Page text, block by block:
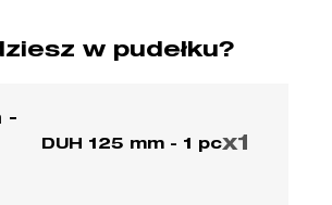
w pudełku?
DUH 125 mm - 1 pcx1